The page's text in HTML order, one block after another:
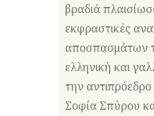
βραδιά
εκφραστικές
αποσπασμάτων
ελληνική και
την
Σοφία Σπύρου